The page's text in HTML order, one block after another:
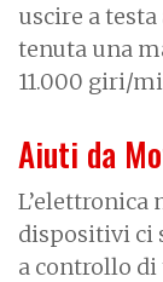
uscire a
tenuta una
11.000 giri/
Aiuti da
L’elettronica
dispositivi ci
a controllo